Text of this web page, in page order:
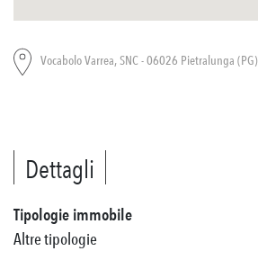
Vocabolo Varrea, SNC - 06026 Pietralunga (PG)
Dettagli
Tipologie immobile
Altre tipologie